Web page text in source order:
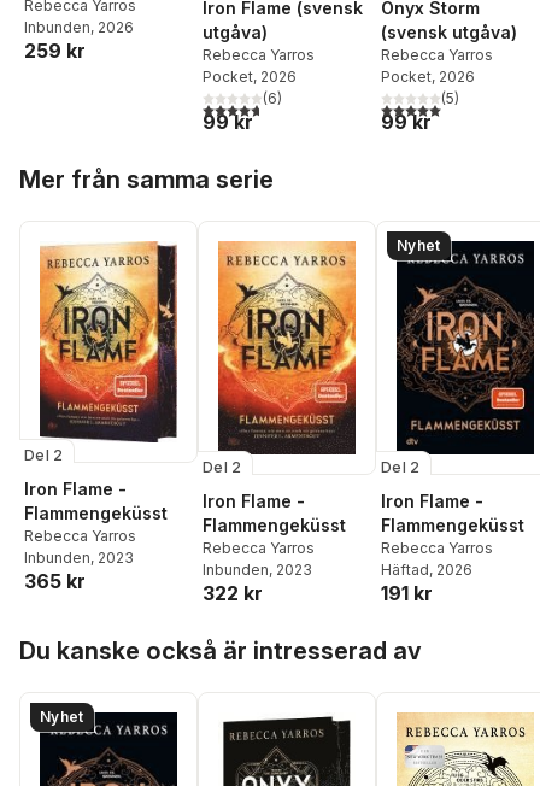
Edition)
Rebecca Yarros
Inbunden, 2026
259 kr
Iron Flame (svensk
utgåva)
Rebecca Yarros
Pocket, 2026
4,7utav 5 stjärnor. Totalt antal röster:
(6)
99 kr
Onyx Storm
(svensk utgåva)
Rebecca Yarros
Pocket, 2026
5,0utav 5 stjärnor.
(5)
99 kr
Mer från samma serie
Del 2
Iron Flame -
Flammengeküsst
Rebecca Yarros
Inbunden, 2023
365 kr
Del 2
Iron Flame -
Flammengeküsst
Rebecca Yarros
Inbunden, 2023
322 kr
Nyhet
Del 2
Iron Flame -
Flammengeküsst
Rebecca Yarros
Häftad, 2026
191 kr
Du kanske också är intresserad av
Nyhet